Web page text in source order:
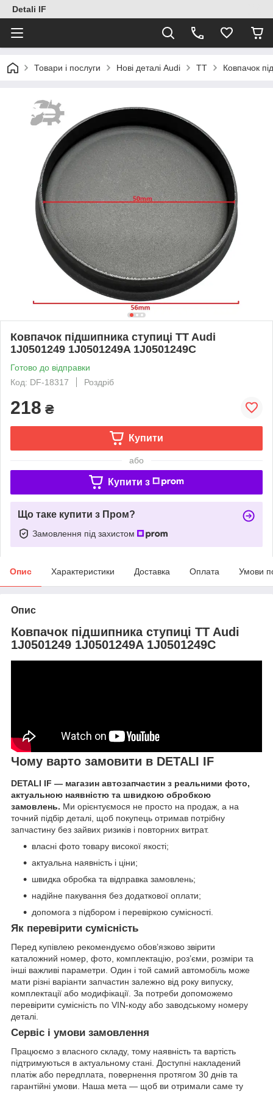
Detali IF
Товари і послуги Нові деталі Audi TT Ковпачок
Ковпачок підшипника ступиці TT Audi
1J0501249 1J0501249A 1J0501249C
Готово до відправки
Код: DF-18317
Роздріб
218 ₴
Купити
або
Купити з
Що таке купити з Пром?
Замовлення під захистом
Опис Характеристики Доставка Оплата Умови
Опис
Ковпачок підшипника ступиці TT Audi
1J0501249 1J0501249A 1J0501249C
Чому варто замовити в DETALI IF
DETALI IF — магазин автозапчастин з реальними фото,
актуальною наявністю та швидкою обробкою
замовлень. Ми орієнтуємося не просто на продаж, а на
точний підбір деталі, щоб покупець отримав потрібну
запчастину без зайвих ризиків і повторних витрат.
власні фото товару високої якості;
актуальна наявність і ціни;
швидка обробка та відправка замовлень;
надійне пакування без додаткової оплати;
допомога з підбором і перевіркою сумісності.
Як перевірити сумісність
Перед купівлею рекомендуємо обов’язково звірити
каталожний номер, фото, комплектацію, роз’єми, розміри та
інші важливі параметри. Один і той самий автомобіль може
мати різні варіанти запчастин залежно від року випуску,
комплектації або модифікації. За потреби допоможемо
перевірити сумісність по VIN-коду або заводському номеру
деталі.
Сервіс і умови замовлення
Працюємо з власного складу, тому наявність та вартість
підтримуються в актуальному стані. Доступні накладений
платіж або передплата, повернення протягом 30 днів та
гарантійні умови. Наша мета — щоб ви отримали саме ту